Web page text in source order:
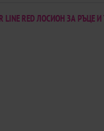
LINE RED ЛОСИОН ЗА